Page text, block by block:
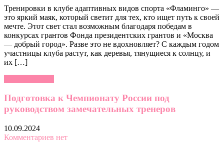
Тренировки в клубе адаптивных видов спорта «Фламинго» —
это яркий маяк, который светит для тех, кто ищет путь к своей
мечте. Этот свет стал возможным благодаря победам в
конкурсах грантов Фонда президентских грантов и «Москва
— добрый город». Разве это не вдохновляет? С каждым годом
участницы клуба растут, как деревья, тянущиеся к солнцу, и
их […]
Подготовка к Чемпионату России под
руководством замечательных тренеров
10.09.2024
Комментариев нет